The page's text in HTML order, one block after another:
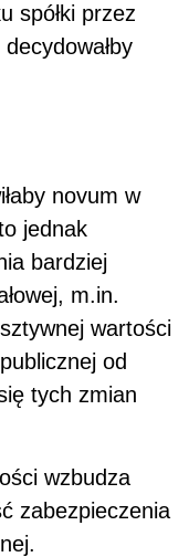
spółki przez
novum w
jednak
bardziej
m.in.
wartości
od
tych zmian
wzbudza
zabezpieczenia